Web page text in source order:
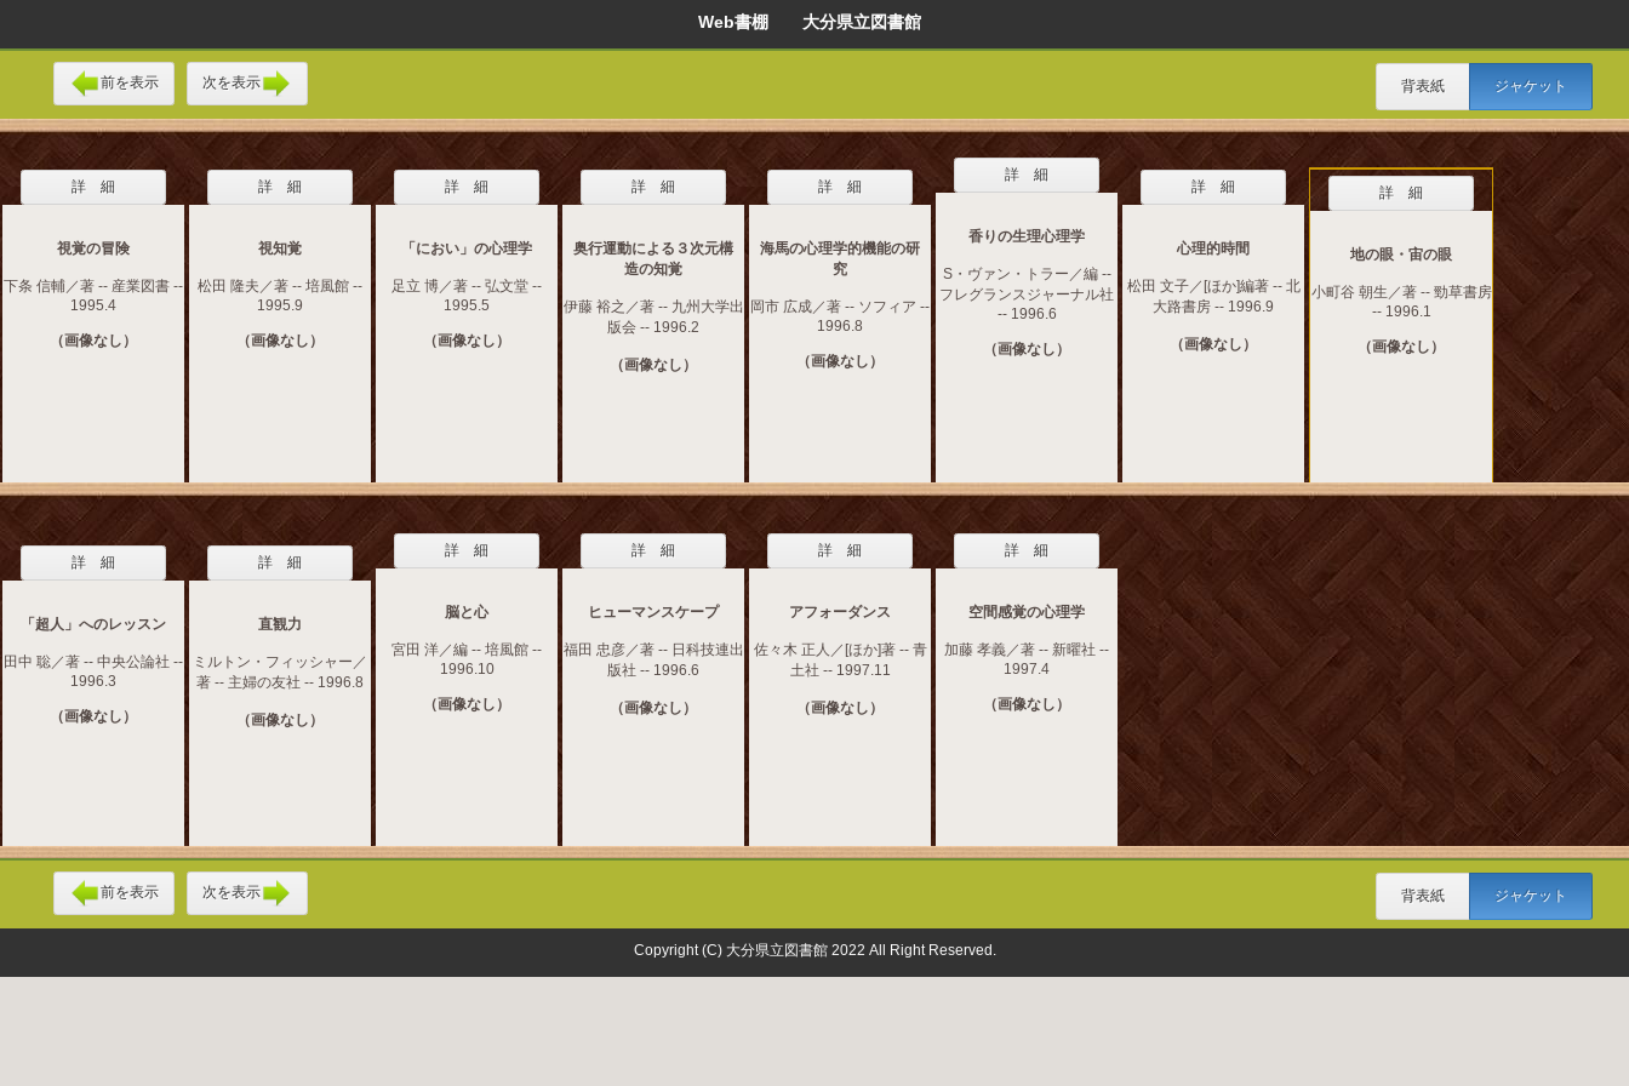
Web書棚 大分県立図書館
前を表示 次を表示 背表紙 ジャケット
詳 細
視覚の冒険
下条 信輔／著 -- 産業図書 --
1995.4
（画像なし）
詳 細
視知覚
松田 隆夫／著 -- 培風館 --
1995.9
（画像なし）
詳 細
「におい」の心理学
足立 博／著 -- 弘文堂 --
1995.5
（画像なし）
詳 細
奥行運動による３次元構
造の知覚
伊藤 裕之／著 -- 九州大学出
版会 -- 1996.2
（画像なし）
詳 細
海馬の心理学的機能の研
究
岡市 広成／著 -- ソフィア --
1996.8
（画像なし）
詳 細
香りの生理心理学
S・ヴァン・トラー／編 --
フレグランスジャーナル社
-- 1996.6
（画像なし）
詳 細
心理的時間
松田 文子／[ほか]編著 -- 北
大路書房 -- 1996.9
（画像なし）
詳 細
地の眼・宙の眼
小町谷 朝生／著 -- 勁草書房
-- 1996.1
（画像なし）
詳 細
「超人」へのレッスン
田中 聡／著 -- 中央公論社 --
1996.3
（画像なし）
詳 細
直観力
ミルトン・フィッシャー／
著 -- 主婦の友社 -- 1996.8
（画像なし）
詳 細
脳と心
宮田 洋／編 -- 培風館 --
1996.10
（画像なし）
詳 細
ヒューマンスケープ
福田 忠彦／著 -- 日科技連出
版社 -- 1996.6
（画像なし）
詳 細
アフォーダンス
佐々木 正人／[ほか]著 -- 青
土社 -- 1997.11
（画像なし）
詳 細
空間感覚の心理学
加藤 孝義／著 -- 新曜社 --
1997.4
（画像なし）
前を表示 次を表示 背表紙 ジャケット
Copyright (C) 大分県立図書館 2022 All Right Reserved.